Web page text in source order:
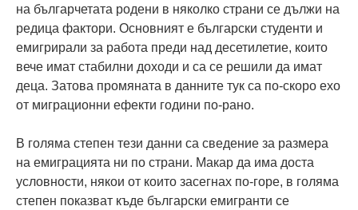
на българчетата родени в няколко страни се дължи на
редица фактори. Основният е български студенти и
емигрирали за работа преди над десетилетие, които
вече имат стабилни доходи и са се решили да имат
деца. Затова промяната в данните тук са по-скоро ехо
от миграционни ефекти години по-рано.
В голяма степен тези данни са сведение за размера
на емиграцията ни по страни. Макар да има доста
условности, някои от които засегнах по-горе, в голяма
степен показват къде български емигранти се